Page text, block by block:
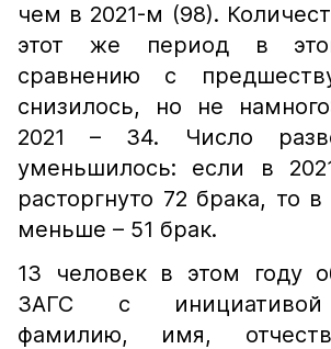
чем в 2021-м (98).
этот же период в
сравнению с
снизилось, но не
2021 – 34. Число
уменьшилось: если в
расторгнуто 72 брака, то
меньше – 51 брак.
13 человек в этом году
ЗАГС с инициативой
фамилию, имя,